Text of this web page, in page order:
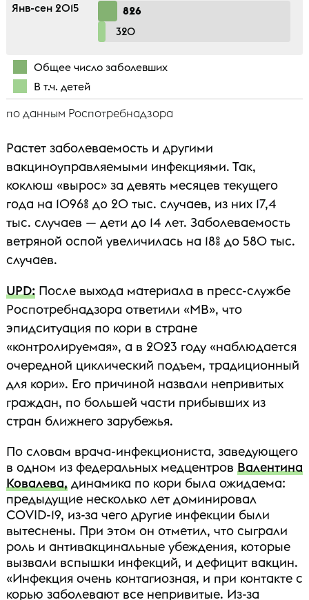
Янв-сен 2015
826
320
Общее число заболевших
В т.ч. детей
по данным Роспотребнадзора
Растет заболеваемость и другими
вакциноуправляемыми инфекциями. Так,
коклюш «вырос» за девять месяцев текущего
года на 1096% до 20 тыс. случаев, из них 17,4
тыс. случаев — дети до 14 лет. Заболеваемость
ветряной оспой увеличилась на 18% до 580 тыс.
случаев.
UPD:После выхода материала в пресс-службе
Роспотребнадзора ответили «МВ», что
эпидситуация по кори в стране
«контролируемая», а в 2023 году «наблюдается
очередной циклический подъем, традиционный
для кори». Его причиной назвали непривитых
граждан, по большей части прибывших из
стран ближнего зарубежья.
По словам врача-инфекциониста, заведующего
в одном из федеральных медцентров Валентина
Ковалева,динамика по кори была ожидаема:
предыдущие несколько лет доминировал
COVID-19, из-за чего другие инфекции были
вытеснены. При этом он отметил, что сыграли
роль и антивакцинальные убеждения, которые
вызвали вспышки инфекций, и дефицит вакцин.
«Инфекция очень контагиозная, и при контакте с
корью заболевают все непривитые. Из-за